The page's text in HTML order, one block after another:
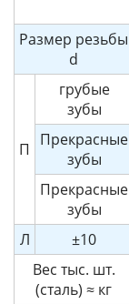
Размер резьбы
d
П
грубые
зубы
Прекрасные
зубы
Прекрасные
зубы
Л
±10
Вес тыс. шт.
(сталь) ≈ кг